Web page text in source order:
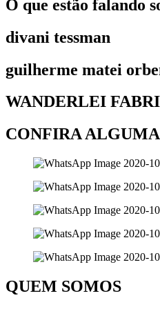
O que estão falando
divani tessman
guilherme matei
WANDERLEI
CONFIRA
QUEM SOMOS